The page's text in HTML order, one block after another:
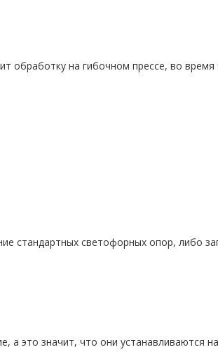
на гибочном прессе, во время
стандартных светофорных опор, либо
это значит, что они устанавливаются